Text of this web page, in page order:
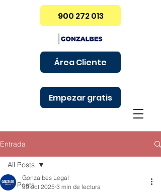
900 272 013
Área Cliente
Empezar gratis
Entrada
All Posts
All Posts
Gonzalbes Legal
30 oct 2025 3 min de lectura